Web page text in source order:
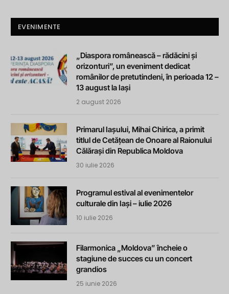
EVENIMENTE
„Diaspora românească – rădăcini și
orizonturi”, un eveniment dedicat
românilor de pretutindeni, în perioada 12 –
13 august la Iași
2 august 2026
Primarul Iașului, Mihai Chirica, a primit
titlul de Cetățean de Onoare al Raionului
Călărași din Republica Moldova
30 iulie 2026
Programul estival al evenimentelor
culturale din Iași – iulie 2026
10 iulie 2026
Filarmonica „Moldova” încheie o
stagiune de succes cu un concert
grandios
25 iunie 2026